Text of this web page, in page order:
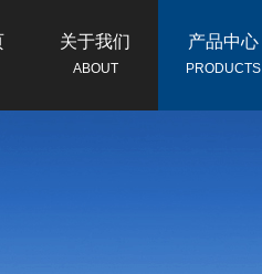
关于我们
ABOUT
产品中心
PRODUCTS